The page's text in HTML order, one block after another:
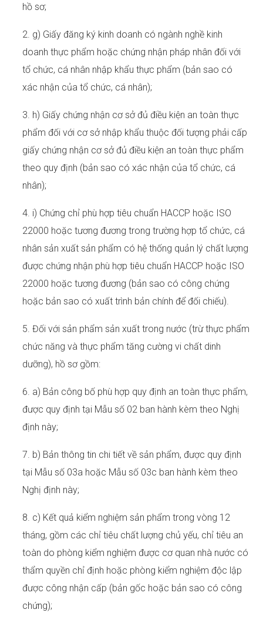
hồ sơ;
2. g) Giấy đăng ký kinh doanh có ngành nghề kinh
doanh thực phẩm hoặc chứng nhận pháp nhân đối với
tổ chức, cá nhân nhập khẩu thực phẩm (bản sao có
xác nhận của tổ chức, cá nhân);
3. h) Giấy chứng nhận cơ sở đủ điều kiện an toàn thực
phẩm đối với cơ sở nhập khẩu thuộc đối tượng phải cấp
giấy chứng nhận cơ sở đủ điều kiện an toàn thực phẩm
theo quy định (bản sao có xác nhận của tổ chức, cá
nhân);
4. i) Chứng chỉ phù hợp tiêu chuẩn HACCP hoặc ISO
22000 hoặc tương đương trong trường hợp tổ chức, cá
nhân sản xuất sản phẩm có hệ thống quản lý chất lượng
được chứng nhận phù hợp tiêu chuẩn HACCP hoặc ISO
22000 hoặc tương đương (bản sao có công chứng
hoặc bản sao có xuất trình bản chính để đối chiếu).
5. Đối với sản phẩm sản xuất trong nước (trừ thực phẩm
chức năng và thực phẩm tăng cường vi chất dinh
dưỡng), hồ sơ gồm:
6. a) Bản công bố phù hợp quy định an toàn thực phẩm,
được quy định tại Mẫu số 02 ban hành kèm theo Nghị
định này;
7. b) Bản thông tin chi tiết về sản phẩm, được quy định
tại Mẫu số 03a hoặc Mẫu số 03c ban hành kèm theo
Nghị định này;
8. c) Kết quả kiểm nghiệm sản phẩm trong vòng 12
tháng, gồm các chỉ tiêu chất lượng chủ yếu, chỉ tiêu an
toàn do phòng kiểm nghiệm được cơ quan nhà nước có
thẩm quyền chỉ định hoặc phòng kiểm nghiệm độc lập
được công nhận cấp (bản gốc hoặc bản sao có công
chứng);